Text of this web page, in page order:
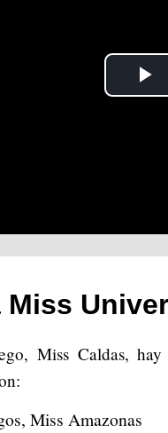
Miss Caldas,
Miss Amazonas